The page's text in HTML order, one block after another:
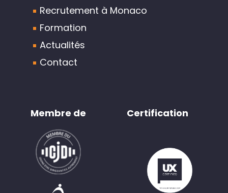
Recrutement à Monaco
Formation
Actualités
Contact
Membre de Certification